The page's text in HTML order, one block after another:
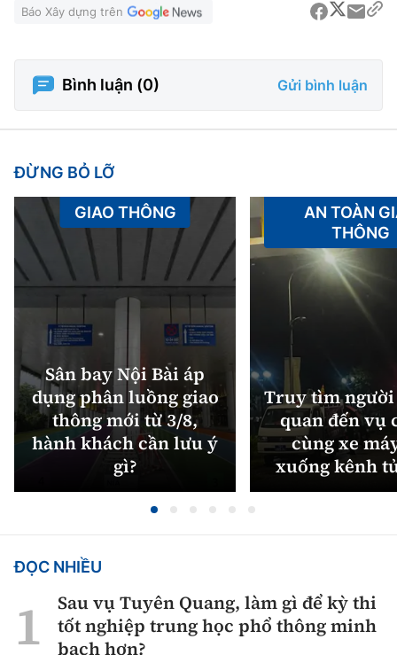
Báo Xây dựng trên
Bình luận (0) Gửi bình luận
ĐỪNG BỎ LỠ
Sân bay Nội Bài áp
dụng phân luồng giao
thông mới từ 3/8,
hành khách cần lưu ý
gì?
GIAO THÔNG
Truy tìm
quan đến vụ
cùng xe
xuống kênh
AN TOÀN
THÔNG
ĐỌC NHIỀU
Sau vụ Tuyên Quang, làm gì để kỳ thi
tốt nghiệp trung học phổ thông minh
bạch hơn?